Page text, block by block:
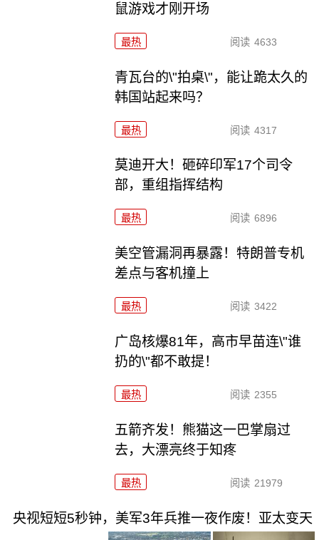
鼠游戏才刚开场
最热 阅读 4633
青瓦台的\"拍桌\"，能让跪太久的
韩国站起来吗？
最热 阅读 4317
莫迪开大！砸碎印军17个司令
部，重组指挥结构
最热 阅读 6896
美空管漏洞再暴露！特朗普专机
差点与客机撞上
最热 阅读 3422
广岛核爆81年，高市早苗连\"谁
扔的\"都不敢提！
最热 阅读 2355
五箭齐发！熊猫这一巴掌扇过
去，大漂亮终于知疼
最热 阅读 21979
央视短短5秒钟，美军3年兵推一夜作废！亚太变天